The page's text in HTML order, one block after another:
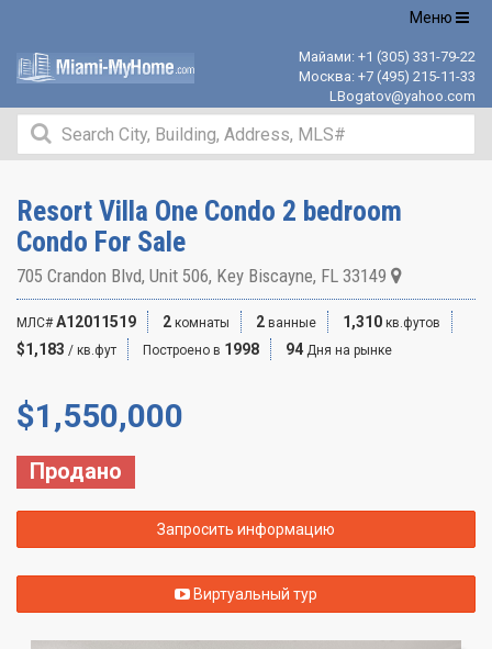
Открыть
Меню
Майами: +1 (305) 331-79-22
Москва: +7 (495) 215-11-33
LBogatov@yahoo.com
Resort Villa One Condo 2 bedroom
Condo For Sale
705 Crandon Blvd, Unit 506, Key Biscayne, FL 33149
МЛС# A12011519 2 комнаты 2 ванные 1,310 кв.футов
$1,183 / кв.фут Построено в 1998 94 Дня на рынке
$1,550,000
Продано
Запросить информацию
Виртуальный тур